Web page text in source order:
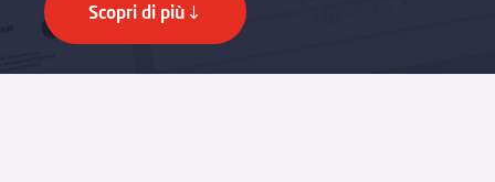
Scopri di più